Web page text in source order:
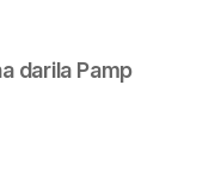
darila Pamp